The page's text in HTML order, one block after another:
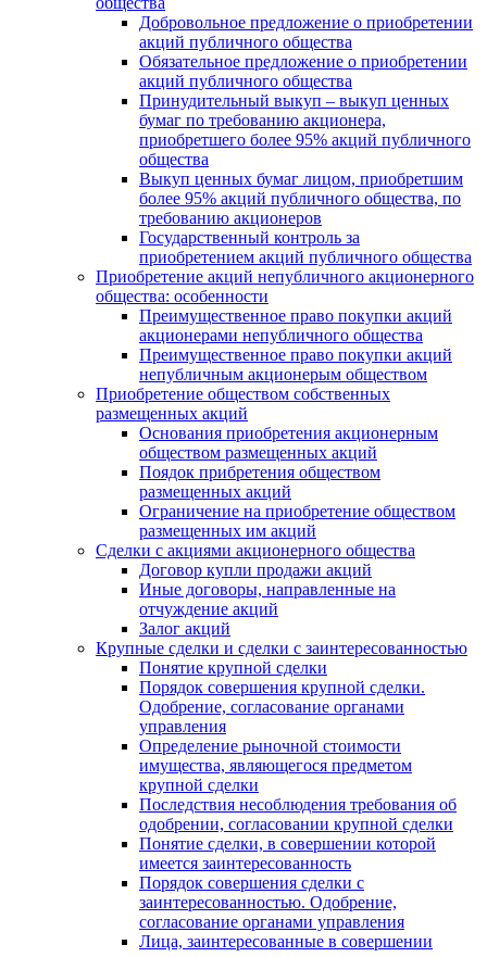
Добровольное предложение о приобретении
акций публичного общества
Обязательное предложение о приобретении
акций публичного общества
Принудительный выкуп – выкуп ценных
бумаг по требованию акционера,
приобретшего более 95% акций публичного
общества
Выкуп ценных бумаг лицом, приобретшим
более 95% акций публичного общества, по
требованию акционеров
Государственный контроль за
приобретением акций публичного общества
Приобретение акций непубличного акционерного
общества: особенности
Преимущественное право покупки акций
акционерами непубличного общества
Преимущественное право покупки акций
непубличным акционерым обществом
Приобретение обществом собственных
размещенных акций
Основания приобретения акционерным
обществом размещенных акций
Поядок прибретения обществом
размещенных акций
Ограничение на приобретение обществом
размещенных им акций
Сделки с акциями акционерного общества
Договор купли продажи акций
Иные договоры, направленные на
отчуждение акций
Залог акций
Крупные сделки и сделки с заинтересованностью
Понятие крупной сделки
Порядок совершения крупной сделки.
Одобрение, согласование органами
управления
Определение рыночной стоимости
имущества, являющегося предметом
крупной сделки
Последствия несоблюдения требования об
одобрении, согласовании крупной сделки
Понятие сделки, в совершении которой
имеется заинтересованность
Порядок совершения сделки с
заинтересованностью. Одобрение,
согласование органами управления
Лица, заинтересованные в совершении